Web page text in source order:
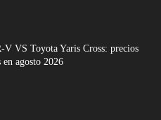
V VS Toyota Yaris Cross: precios
en agosto 2026